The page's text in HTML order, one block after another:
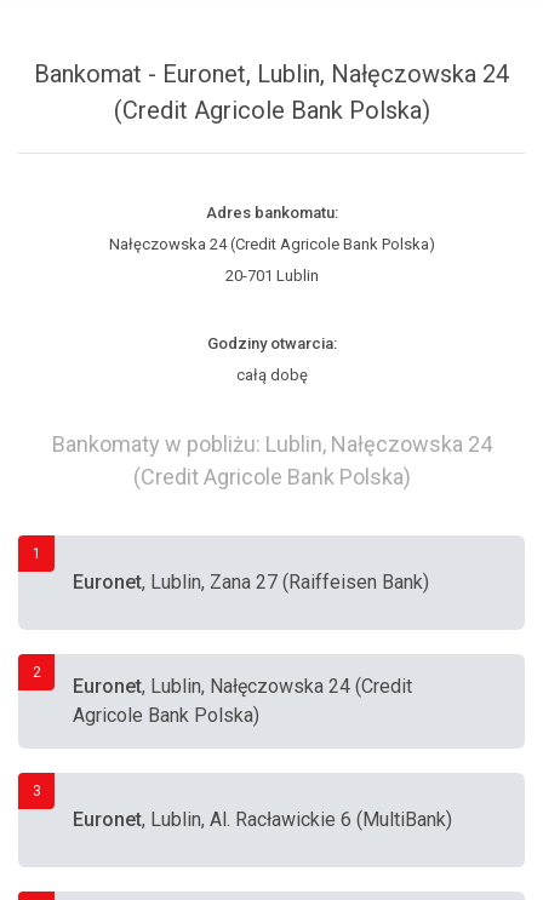
Bankomat - Euronet, Lublin, Nałęczowska 24
(Credit Agricole Bank Polska)
Adres bankomatu:
Nałęczowska 24 (Credit Agricole Bank Polska)
20-701 Lublin
Godziny otwarcia:
całą dobę
Bankomaty w pobliżu: Lublin, Nałęczowska 24
(Credit Agricole Bank Polska)
1
Euronet, Lublin, Zana 27 (Raiffeisen Bank)
2
Euronet, Lublin, Nałęczowska 24 (Credit
Agricole Bank Polska)
3
Euronet, Lublin, Al. Racławickie 6 (MultiBank)